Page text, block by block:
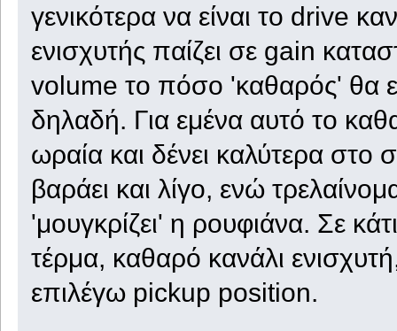
γενικότερα να είναι το drive
ενισχυτής παίζει σε gain
volume το πόσο 'καθαρός' θα
δηλαδή. Για εμένα αυτό το
ωραία και δένει καλύτερα στο
βαράει και λίγο, ενώ
'μουγκρίζει' η ρουφιάνα. Σε
τέρμα, καθαρό κανάλι
επιλέγω pickup position.